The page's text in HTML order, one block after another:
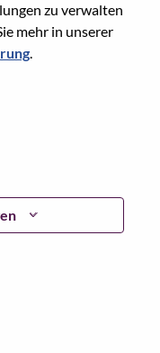
zu verwalten
mehr in unserer
.